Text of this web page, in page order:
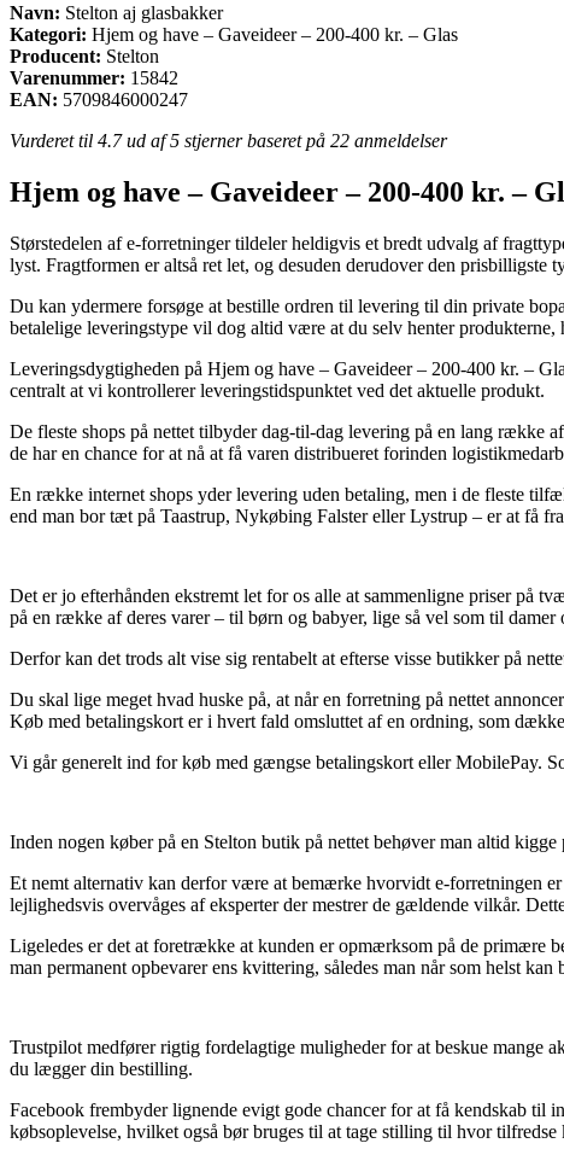
Navn: Stelton aj glasbakker
Kategori: Hjem og have – Gaveideer – 200-400 kr. – Glas
Producent: Stelton
Varenummer: 15842
EAN: 5709846000247
Vurderet til 4.7ud af 5 stjerner baseret på 22 anmeldelser
Hjem og have – Gaveideer – 200-400 kr. –
Størstedelen af e-forretninger tildeler heldigvis et bredt udvalg af
lyst. Fragtformen er altså ret let, og desuden derudover den prisbilligste
Du kan ydermere forsøge at bestille ordren til levering til din private
betalelige leveringstype vil dog altid være at du selv henter
Leveringsdygtigheden på Hjem og have – Gaveideer – 200-400 kr. –
centralt at vi kontrollerer leveringstidspunktet ved det aktuelle produkt.
De fleste shops på nettet tilbyder dag-til-dag levering på en lang række
de har en chance for at nå at få varen distribueret forinden
En række internet shops yder levering uden betaling, men i de fleste
end man bor tæt på Taastrup, Nykøbing Falster eller Lystrup – er at få
Det er jo efterhånden ekstremt let for os alle at sammenligne priser på
på en række af deres varer – til børn og babyer, lige så vel som til
Derfor kan det trods alt vise sig rentabelt at efterse visse butikker på
Du skal lige meget hvad huske på, at når en forretning på nettet
Køb med betalingskort er i hvert fald omsluttet af en ordning, som
Vi går generelt ind for køb med gængse betalingskort eller MobilePay.
Inden nogen køber på en Stelton butik på nettet behøver man altid
Et nemt alternativ kan derfor være at bemærke hvorvidt e-forretningen
lejlighedsvis overvåges af eksperter der mestrer de gældende vilkår.
Ligeledes er det at foretrække at kunden er opmærksom på de primære
man permanent opbevarer ens kvittering, således man når som helst
Trustpilot medfører rigtig fordelagtige muligheder for at beskue mange
du lægger din bestilling.
Facebook frembyder lignende evigt gode chancer for at få kendskab til
købsoplevelse, hvilket også bør bruges til at tage stilling til hvor tilfredse